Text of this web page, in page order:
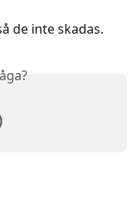
de inte skadas.